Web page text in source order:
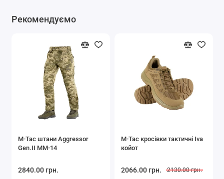
Рекомендуємо
M-Tac штани Aggressor
Gen.II ММ-14
2840.00 грн.
M-Tac кросівки тактичні Iva
койот
2066.00 грн. 2130.00 грн.